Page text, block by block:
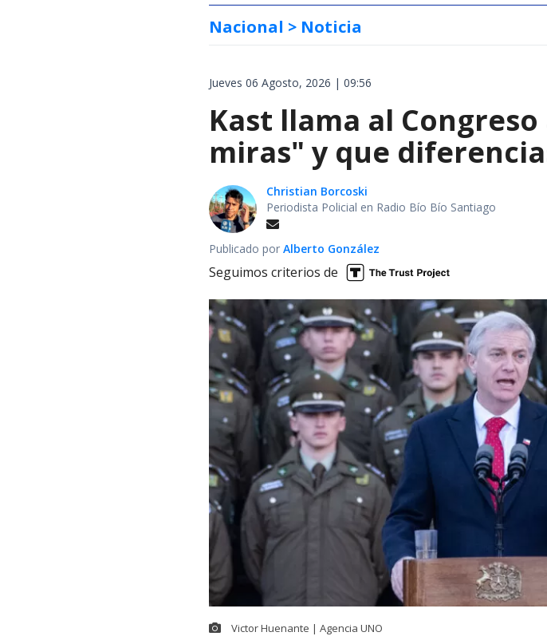
Nacional > Noticia
Jueves 06 Agosto, 2026 | 09:56
Kast llama al
miras" y que
Christian Borcoski
Periodista Policial en Radio Bío Bío Santiago
Publicado por Alberto González
Seguimos criterios de
Victor Huenante | Agencia UNO